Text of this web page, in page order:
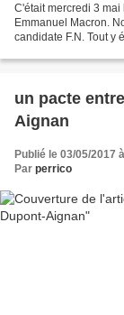
C'était mercredi 3
Emmanuel Macron.
candidate F.N. Tout y
un pacte
Aignan
Publié le 03/05/2017
Par perrico